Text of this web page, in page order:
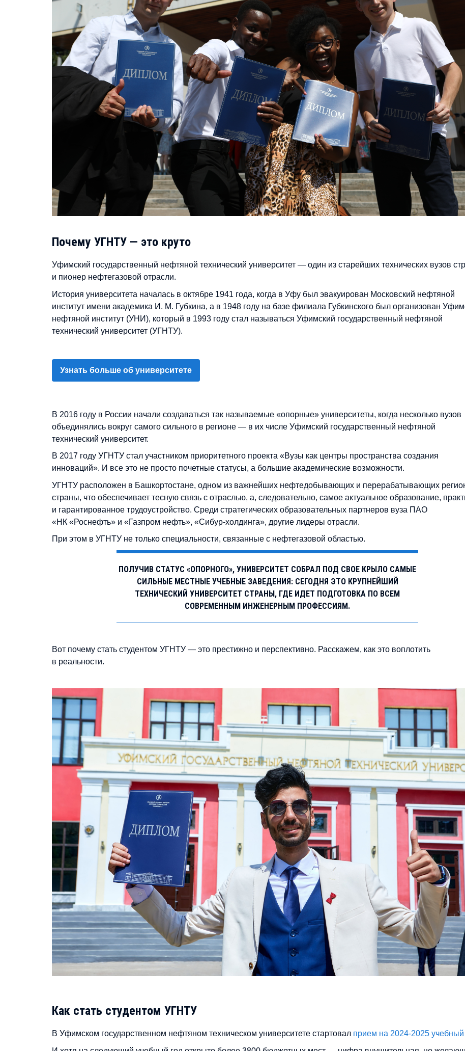
Почему УГНТУ — это круто
Уфимский государственный нефтяной технический университет — один из старейших технических вузов
и пионер нефтегазовой отрасли.
История университета началась в октябре 1941 года, когда в Уфу был эвакуирован Московский нефтяной
институт имени академика И. М. Губкина, а в 1948 году на базе филиала Губкинского был организован
нефтяной институт (УНИ), который в 1993 году стал называться Уфимский государственный нефтяной
технический университет (УГНТУ).
Узнать больше об университете
В 2016 году в России начали создаваться так называемые «опорные» университеты, когда несколько вузов
объединялись вокруг самого сильного в регионе — в их числе Уфимский государственный нефтяной
технический университет.
В 2017 году УГНТУ стал участником приоритетного проекта «Вузы как центры пространства создания
инноваций». И все это не просто почетные статусы, а большие академические возможности.
УГНТУ расположен в Башкортостане, одном из важнейших нефтедобывающих и перерабатывающих
страны, что обеспечивает тесную связь с отраслью, а, следовательно, самое актуальное образование,
и гарантированное трудоустройство. Среди стратегических образовательных партнеров вуза ПАО
«НК «Роснефть» и «Газпром нефть», «Сибур-холдинга», другие лидеры отрасли.
При этом в УГНТУ не только специальности, связанные с нефтегазовой областью.
ПОЛУЧИВ СТАТУС «ОПОРНОГО», УНИВЕРСИТЕТ СОБРАЛ ПОД СВОЕ КРЫЛО САМЫЕ
СИЛЬНЫЕ МЕСТНЫЕ УЧЕБНЫЕ ЗАВЕДЕНИЯ: СЕГОДНЯ ЭТО КРУПНЕЙШИЙ
ТЕХНИЧЕСКИЙ УНИВЕРСИТЕТ СТРАНЫ, ГДЕ ИДЕТ ПОДГОТОВКА ПО ВСЕМ
СОВРЕМЕННЫМ ИНЖЕНЕРНЫМ ПРОФЕССИЯМ.
Вот почему стать студентом УГНТУ — это престижно и перспективно. Расскажем, как это воплотить
в реальности.
Как стать студентом УГНТУ
В Уфимском государственном нефтяном техническом университете стартовал прием на 2024-2025 учебный